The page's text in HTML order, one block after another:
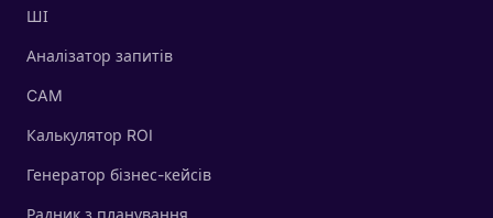
ШІ
Аналізатор запитів
CAM
Калькулятор ROI
Генератор бізнес-кейсів
Радник з планування